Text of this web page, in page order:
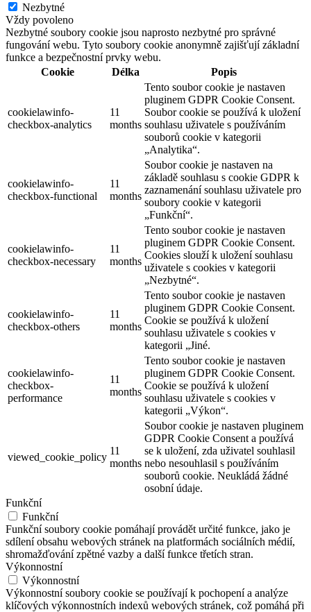
Nezbytné
Vždy povoleno
Nezbytné soubory cookie jsou naprosto nezbytné pro správné
fungování webu. Tyto soubory cookie anonymně zajišťují základní
funkce a bezpečnostní prvky webu.
Cookie
Délka Popis
cookielawinfo-
checkbox-analytics
11
months
Tento soubor cookie je nastaven
pluginem GDPR Cookie Consent.
Soubor cookie se používá k uložení
souhlasu uživatele s používáním
souborů cookie v kategorii
„Analytika“.
cookielawinfo-
checkbox-functional
11
months
Soubor cookie je nastaven na
základě souhlasu s cookie GDPR k
zaznamenání souhlasu uživatele pro
soubory cookie v kategorii
„Funkční“.
cookielawinfo-
checkbox-necessary
11
months
Tento soubor cookie je nastaven
pluginem GDPR Cookie Consent.
Cookies slouží k uložení souhlasu
uživatele s cookies v kategorii
„Nezbytné“.
cookielawinfo-
checkbox-others
11
months
Tento soubor cookie je nastaven
pluginem GDPR Cookie Consent.
Cookie se používá k uložení
souhlasu uživatele s cookies v
kategorii „Jiné.
cookielawinfo-
checkbox-
performance
11
months
Tento soubor cookie je nastaven
pluginem GDPR Cookie Consent.
Cookie se používá k uložení
souhlasu uživatele s cookies v
kategorii „Výkon“.
viewed_cookie_policy
11
months
Soubor cookie je nastaven pluginem
GDPR Cookie Consent a používá
se k uložení, zda uživatel souhlasil
nebo nesouhlasil s používáním
souborů cookie. Neukládá žádné
osobní údaje.
Funkční
Funkční
Funkční soubory cookie pomáhají provádět určité funkce, jako je
sdílení obsahu webových stránek na platformách sociálních médií,
shromažďování zpětné vazby a další funkce třetích stran.
Výkonnostní
Výkonnostní
Výkonnostní soubory cookie se používají k pochopení a analýze
klíčových výkonnostních indexů webových stránek, což pomáhá při